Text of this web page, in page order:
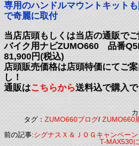
専用のハンドルマウントキット
で奇麗に取付
当店店頭もしくは当店の通販で
バイク用ナビZUMO660 品番
81,900円(税込)
店頭販売価格は店頭特価にてご
し！
通販はこちらから送料込で購入
タグ：ZUMO660ブログ/ZUMO660
前の記事:シグナスＸ＆ＪＯＧキャンペー
T-MAX530